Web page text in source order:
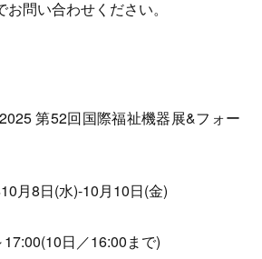
問い合わせください。
第52回国際福祉機器展&フォー
8日(水)-10月10日(金)
日／16:00まで)